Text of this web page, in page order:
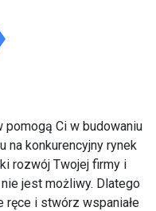
Ci w budowaniu
na konkurencyjny rynek
rozwój Twojej firmy i
jest możliwy. Dlatego
i stwórz wspaniałe